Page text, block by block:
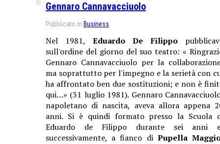
Gennaro Cannavacciuolo
Pubblicato in Business
Nel 1981, Eduardo De Filippo
sull'ordine del giorno del suo teatro: «
Gennaro Cannavacciuolo per la
ma soprattutto per l'impegno e la serietà con
ha affrontato ben due sostituzioni; e non è
qui…» (31 luglio 1981). Gennaro
napoletano di nascita, aveva allora appena
anni. Si è quindi formato presso la Scuola
Eduardo de Filippo durante sei anni
successivamente, a fianco di Pupella